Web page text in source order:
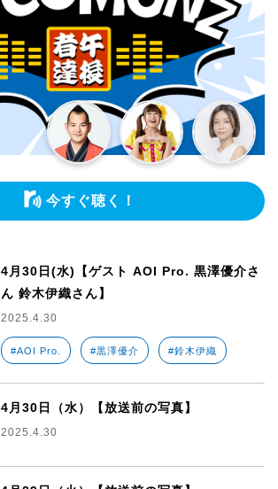
今すぐ聴く！
4月30日(水)【ゲスト AOI Pro. 黒澤優介さ
ん 鈴木伊織さん】
2025.4.30
#AOI Pro. #黒澤優介 #鈴木伊織
4月30日（水）【放送前の写真】
2025.4.30